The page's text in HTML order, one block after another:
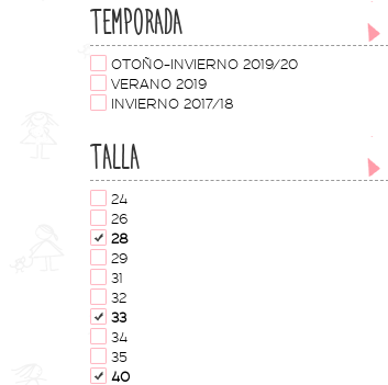
TEMPORADA
OTOÑO-INVIERNO 2019/20
VERANO 2019
INVIERNO 2017/18
TALLA
24
26
28
29
31
32
33
34
35
40